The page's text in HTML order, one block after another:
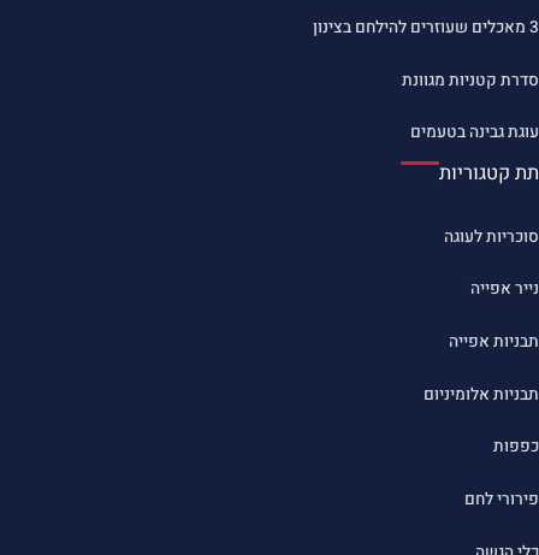
3 מאכלים שעוזרים להילחם בצינון
סדרת קטניות מגוונת
עוגת גבינה בטעמים
תת קטגוריות
סוכריות לעוגה
נייר אפייה
תבניות אפייה
תבניות אלומיניום
כפפות
פירורי לחם